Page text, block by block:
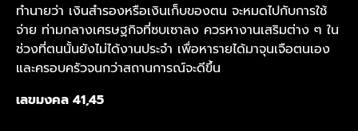
ทำนายว่า เงินสำรองหรือเงินเก็บของตน จะหมดไปกับการใช้
จ่าย ท่ามกลางเศรษฐกิจที่ซบเซาลง ควรหางานเสริมต่าง ๆ ใน
ช่วงที่ตนนั้นยังไม่ได้งานประจำ เพื่อหารายได้มาจุนเจือตนเอง
และครอบครัวจนกว่าสถานการณ์จะดีขึ้น
เลขมงคล 41,45